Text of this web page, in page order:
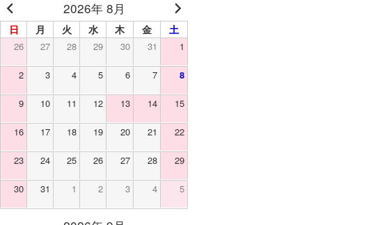
2026年 8月
日 月 火 水 木 金 土
26 27 28 29 30 31 1
2 3 4 5 6 7 8
9 10 11 12 13 14 15
16 17 18 19 20 21 22
23 24 25 26 27 28 29
30 31 1 2 3 4 5